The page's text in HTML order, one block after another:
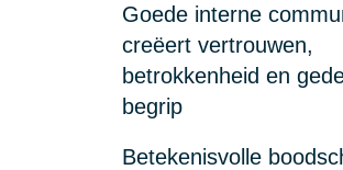
Goede interne
creëert vertrouwen,
betrokkenheid en
begrip
Betekenisvolle